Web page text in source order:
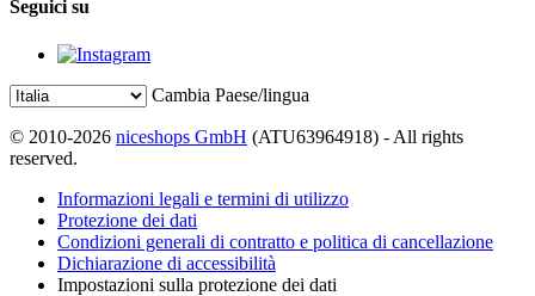
Seguici su
Cambia Paese/lingua
© 2010-2026 niceshops GmbH (ATU63964918) - All rights
reserved.
Informazioni legali e termini di utilizzo
Protezione dei dati
Condizioni generali di contratto e politica di cancellazione
Dichiarazione di accessibilità
Impostazioni sulla protezione dei dati